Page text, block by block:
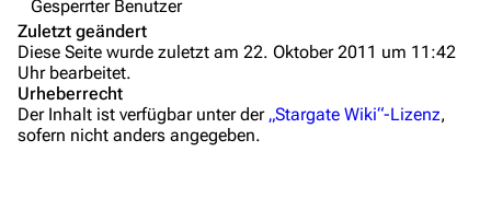
Administrations-Übersicht
Löschantrag
Vandalismus melden
Gesperrter Benutzer
Zuletzt geändert
Diese Seite wurde zuletzt am 22. Oktober 2011 um 11:42
Uhr bearbeitet.
Urheberrecht
Der Inhalt ist verfügbar unter der „Stargate Wiki“-Lizenz,
sofern nicht anders angegeben.